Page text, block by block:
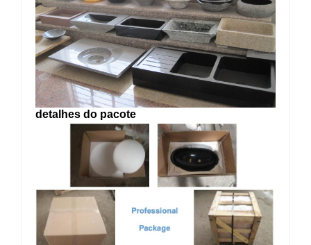
detalhes do pacote